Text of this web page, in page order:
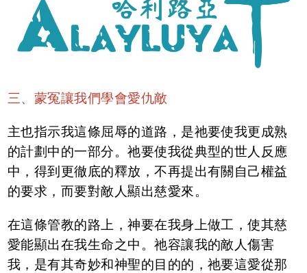
三、蒙冤讓我們學會愛仇敵
主也指示我這條屈辱的道路，是祂要使我更成熟
的計劃中的一部分。祂要使我從典型的世人反應
中，得到更徹底的釋放，不再提出有關自己權益
的要求，而要對敵人顯出慈愛來。
在這條管教的路上，神要在我身上做工，使其慈
愛能顯出在我生命之中。祂容讓我的敵人傷害
我，是有其奇妙和神聖的目的的，祂要這愛從那